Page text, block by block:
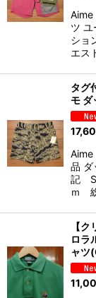
Aime
ツ ユ
ショ
エス
タグ
モ ダ
Aime
品 ダ
記 S
ｍ
【
ロラ
ャツ